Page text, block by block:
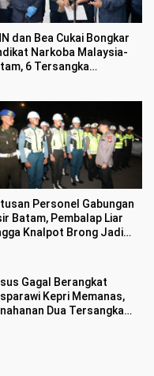
dan Bea Cukai Bongkar
Narkoba Malaysia-
6 Tersangka
Personel Gabungan
Batam, Pembalap Liar
Knalpot Brong Jadi
Gagal Berangkat
Kepri Memanas,
Dua Tersangka